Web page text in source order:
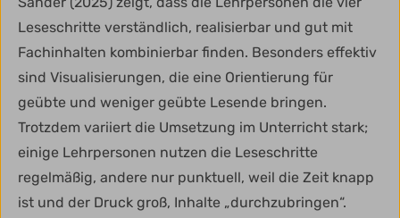
Leseschritte verständlich, realisierbar und gut mit
Fachinhalten kombinierbar finden. Besonders effektiv
sind Visualisierungen, die eine Orientierung für
geübte und weniger geübte Lesende bringen.
Trotzdem variiert die Umsetzung im Unterricht stark;
einige Lehrpersonen nutzen die Leseschritte
regelmäßig, andere nur punktuell, weil die Zeit knapp
ist und der Druck groß, Inhalte „durchzubringen“.